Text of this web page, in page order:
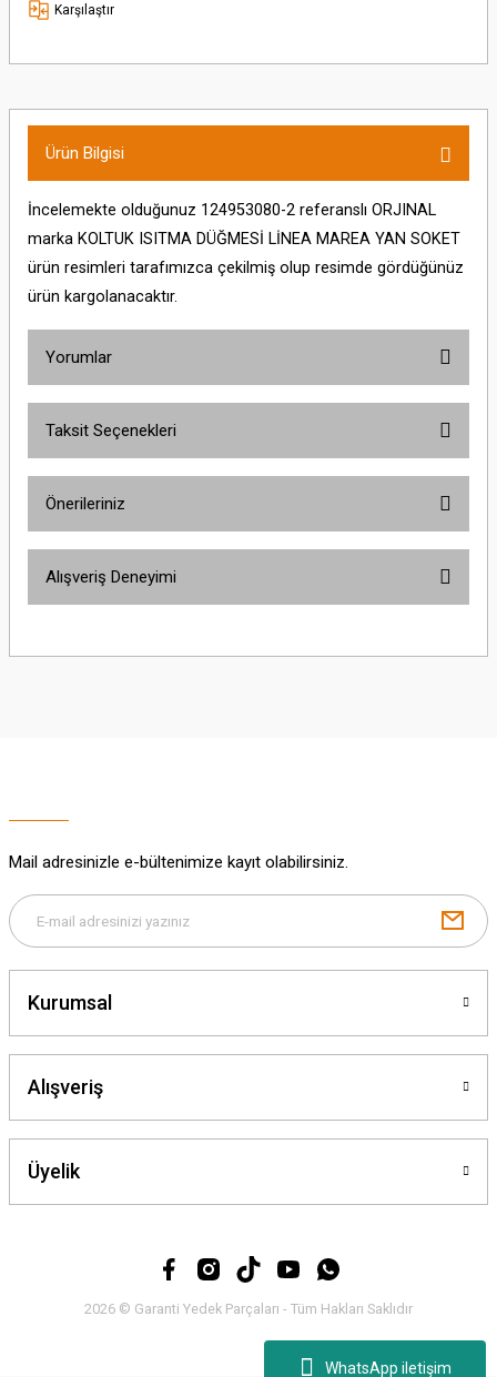
WhatsApp iletişim
Karşılaştır
Ürün Bilgisi
İncelemekte olduğunuz 124953080-2 referanslı ORJINAL
marka KOLTUK ISITMA DÜĞMESİ LİNEA MAREA YAN SOKET
ürün resimleri tarafımızca çekilmiş olup resimde gördüğünüz
ürün kargolanacaktır.
Yorumlar
Taksit Seçenekleri
Önerileriniz
yetersiz gördüğünüz noktaları öneri formunu kullanarak tarafımıza
Gönder
Alışveriş Deneyimi
Mail adresinizle e-bültenimize kayıt olabilirsiniz.
Kurumsal
Alışveriş
Üyelik
2026 © Garanti Yedek Parçaları - Tüm Hakları Saklıdır